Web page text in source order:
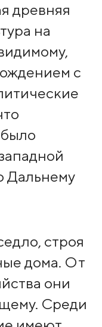
древняя
на
с
Дальнему
строя
дома. От
они
Среди